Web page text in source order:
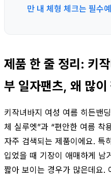
만 내 체형 체크는 필수
제품 한 줄 정리: 키
부 일자팬츠, 왜 많이
키작녀바지 여성 여름 히든밴
체 실루엣”과 “편안한 여름 착
자주 검색되는 제품이에요. 특
입었을 때 기장이 애매하게 남
짧아 보이는 경우가 많은데요.